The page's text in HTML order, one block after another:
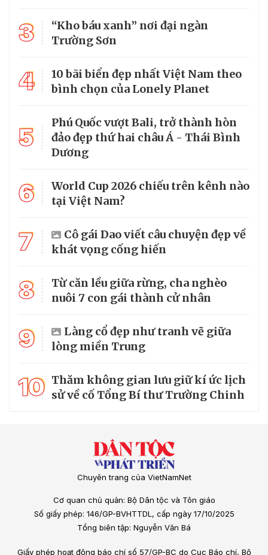
3
“Kho báu xanh” nơi đại ngàn
Trường Sơn
4
10 bãi biển đẹp nhất Việt Nam theo
bình chọn của Lonely Planet
5
Phú Quốc vượt Bali, trở thành hòn
đảo đẹp thứ hai châu Á - Thái Bình
Dương
6
World Cup 2026 chiếu trên kênh nào
tại Việt Nam?
7
Cô gái Dao viết câu chuyện đẹp về
khát vọng cống hiến
8
Từ căn lều giữa rừng, cha nghèo
nuôi 7 con gái thành cử nhân
9
Làng cổ đẹp như tranh vẽ giữa
lòng miền Trung
10 Thăm không gian lưu giữ kí ức lịch
sử về cố Tổng Bí thư Trường Chinh
Chuyên trang của VietNamNet
Cơ quan chủ quản: Bộ Dân tộc và Tôn giáo
Số giấy phép: 146/GP-BVHTTDL, cấp ngày 17/10/2025
Tổng biên tập: Nguyễn Văn Bá
Giấy phép hoạt động báo chí số 57/GP-BC do Cục Báo chí, Bộ